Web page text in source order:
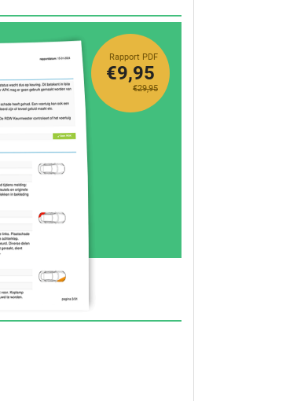
Rapport PDF
€29,95
€9,95